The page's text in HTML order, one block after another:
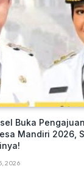
Buka
Mandiri 2026,
2026